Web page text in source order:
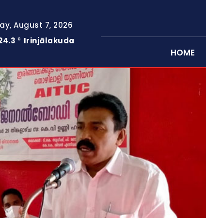
August 7, 2026
C Irinjālakuda
HOME